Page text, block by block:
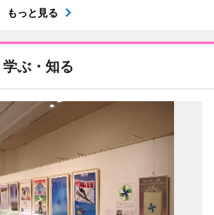
もっと見る
学ぶ・知る